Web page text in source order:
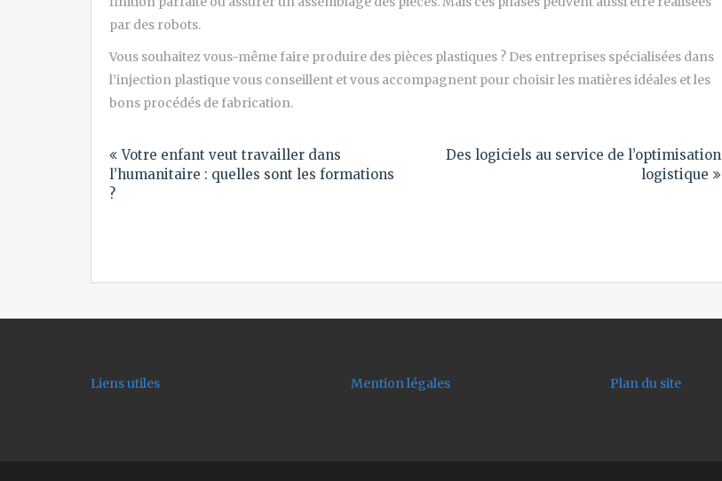
par des robots.
Vous souhaitez vous-même faire produire des pièces plastiques ? Des entreprises spécialisées dans
l’injection plastique vous conseillent et vous accompagnent pour choisir les matières idéales et les
bons procédés de fabrication.
de
l’article
Votre enfant veut travailler dans
l’humanitaire : quelles sont les formations
?
Des logiciels au service de l’optimisation
logistique
Liens utiles Mention légales Plan du site